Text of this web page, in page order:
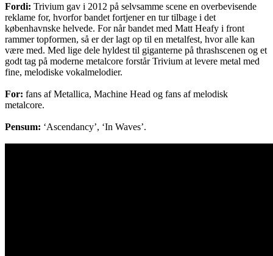
Fordi: Trivium gav i 2012 på selvsamme scene en overbevisende
reklame for, hvorfor bandet fortjener en tur tilbage i det
københavnske helvede. For når bandet med Matt Heafy i front
rammer topformen, så er der lagt op til en metalfest, hvor alle kan
være med. Med lige dele hyldest til giganterne på thrashscenen og et
godt tag på moderne metalcore forstår Trivium at levere metal med
fine, melodiske vokalmelodier.
For: fans af Metallica, Machine Head og fans af melodisk
metalcore.
Pensum: ‘Ascendancy’, ‘In Waves’.